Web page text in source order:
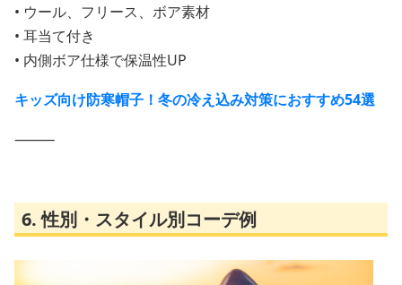
• ウール、フリース、ボア素材
• 耳当て付き
• 内側ボア仕様で保温性UP
キッズ向け防寒帽子！冬の冷え込み対策におすすめ54選
⸻
6. 性別・スタイル別コーデ例